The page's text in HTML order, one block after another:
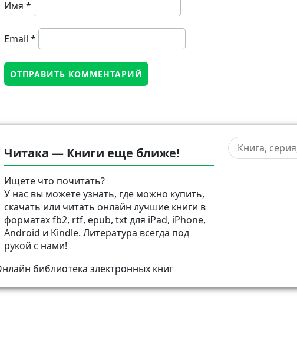
Имя *
Email *
Читака — Книги еще ближе!
Ищете что почитать?
У нас вы можете узнать, где можно купить,
скачать или читать онлайн лучшие книги в
форматах fb2, rtf, epub, txt для iPad, iPhone,
Android и Kindle. Литература всегда под
рукой с нами!
библиотека электронных книг